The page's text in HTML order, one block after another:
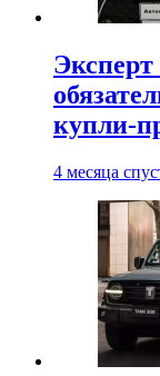
купли-
4 месяца